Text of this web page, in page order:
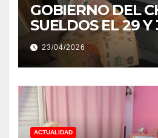
GOBIERNO DEL
SUELDOS EL 29 Y
ABRIL, CON EL
AUMENTO
23/04/2026
ACTUALIDAD